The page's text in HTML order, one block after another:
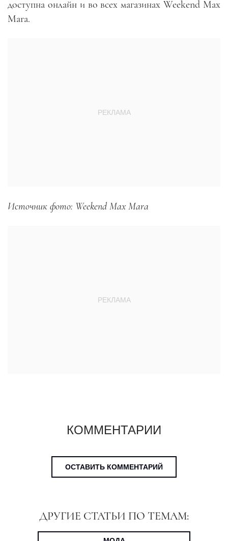
доступна онлайн и во всех магазинах Weekend Max
Mara.
Источник фото: Weekend Max Mara
КОММЕНТАРИИ
ОСТАВИТЬ КОММЕНТАРИЙ
ДРУГИЕ СТАТЬИ ПО ТЕМАМ: